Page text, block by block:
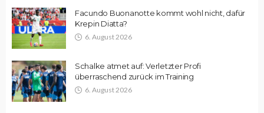
Facundo Buonanotte kommt wohl nicht, dafür
Krepin Diatta?
6. August 2026
Schalke atmet auf: Verletzter Profi
überraschend zurück im Training
6. August 2026